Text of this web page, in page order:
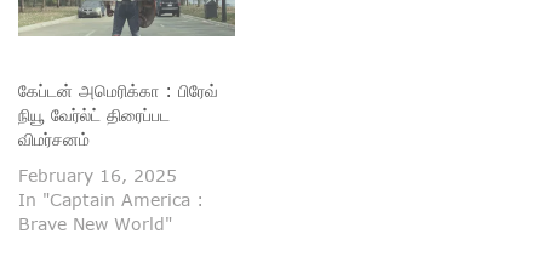
கேப்டன் அமெரிக்கா : பிரேவ்
நியூ வேர்ல்ட் திரைப்பட
விமர்சனம்
February 16, 2025
In "Captain America :
Brave New World"